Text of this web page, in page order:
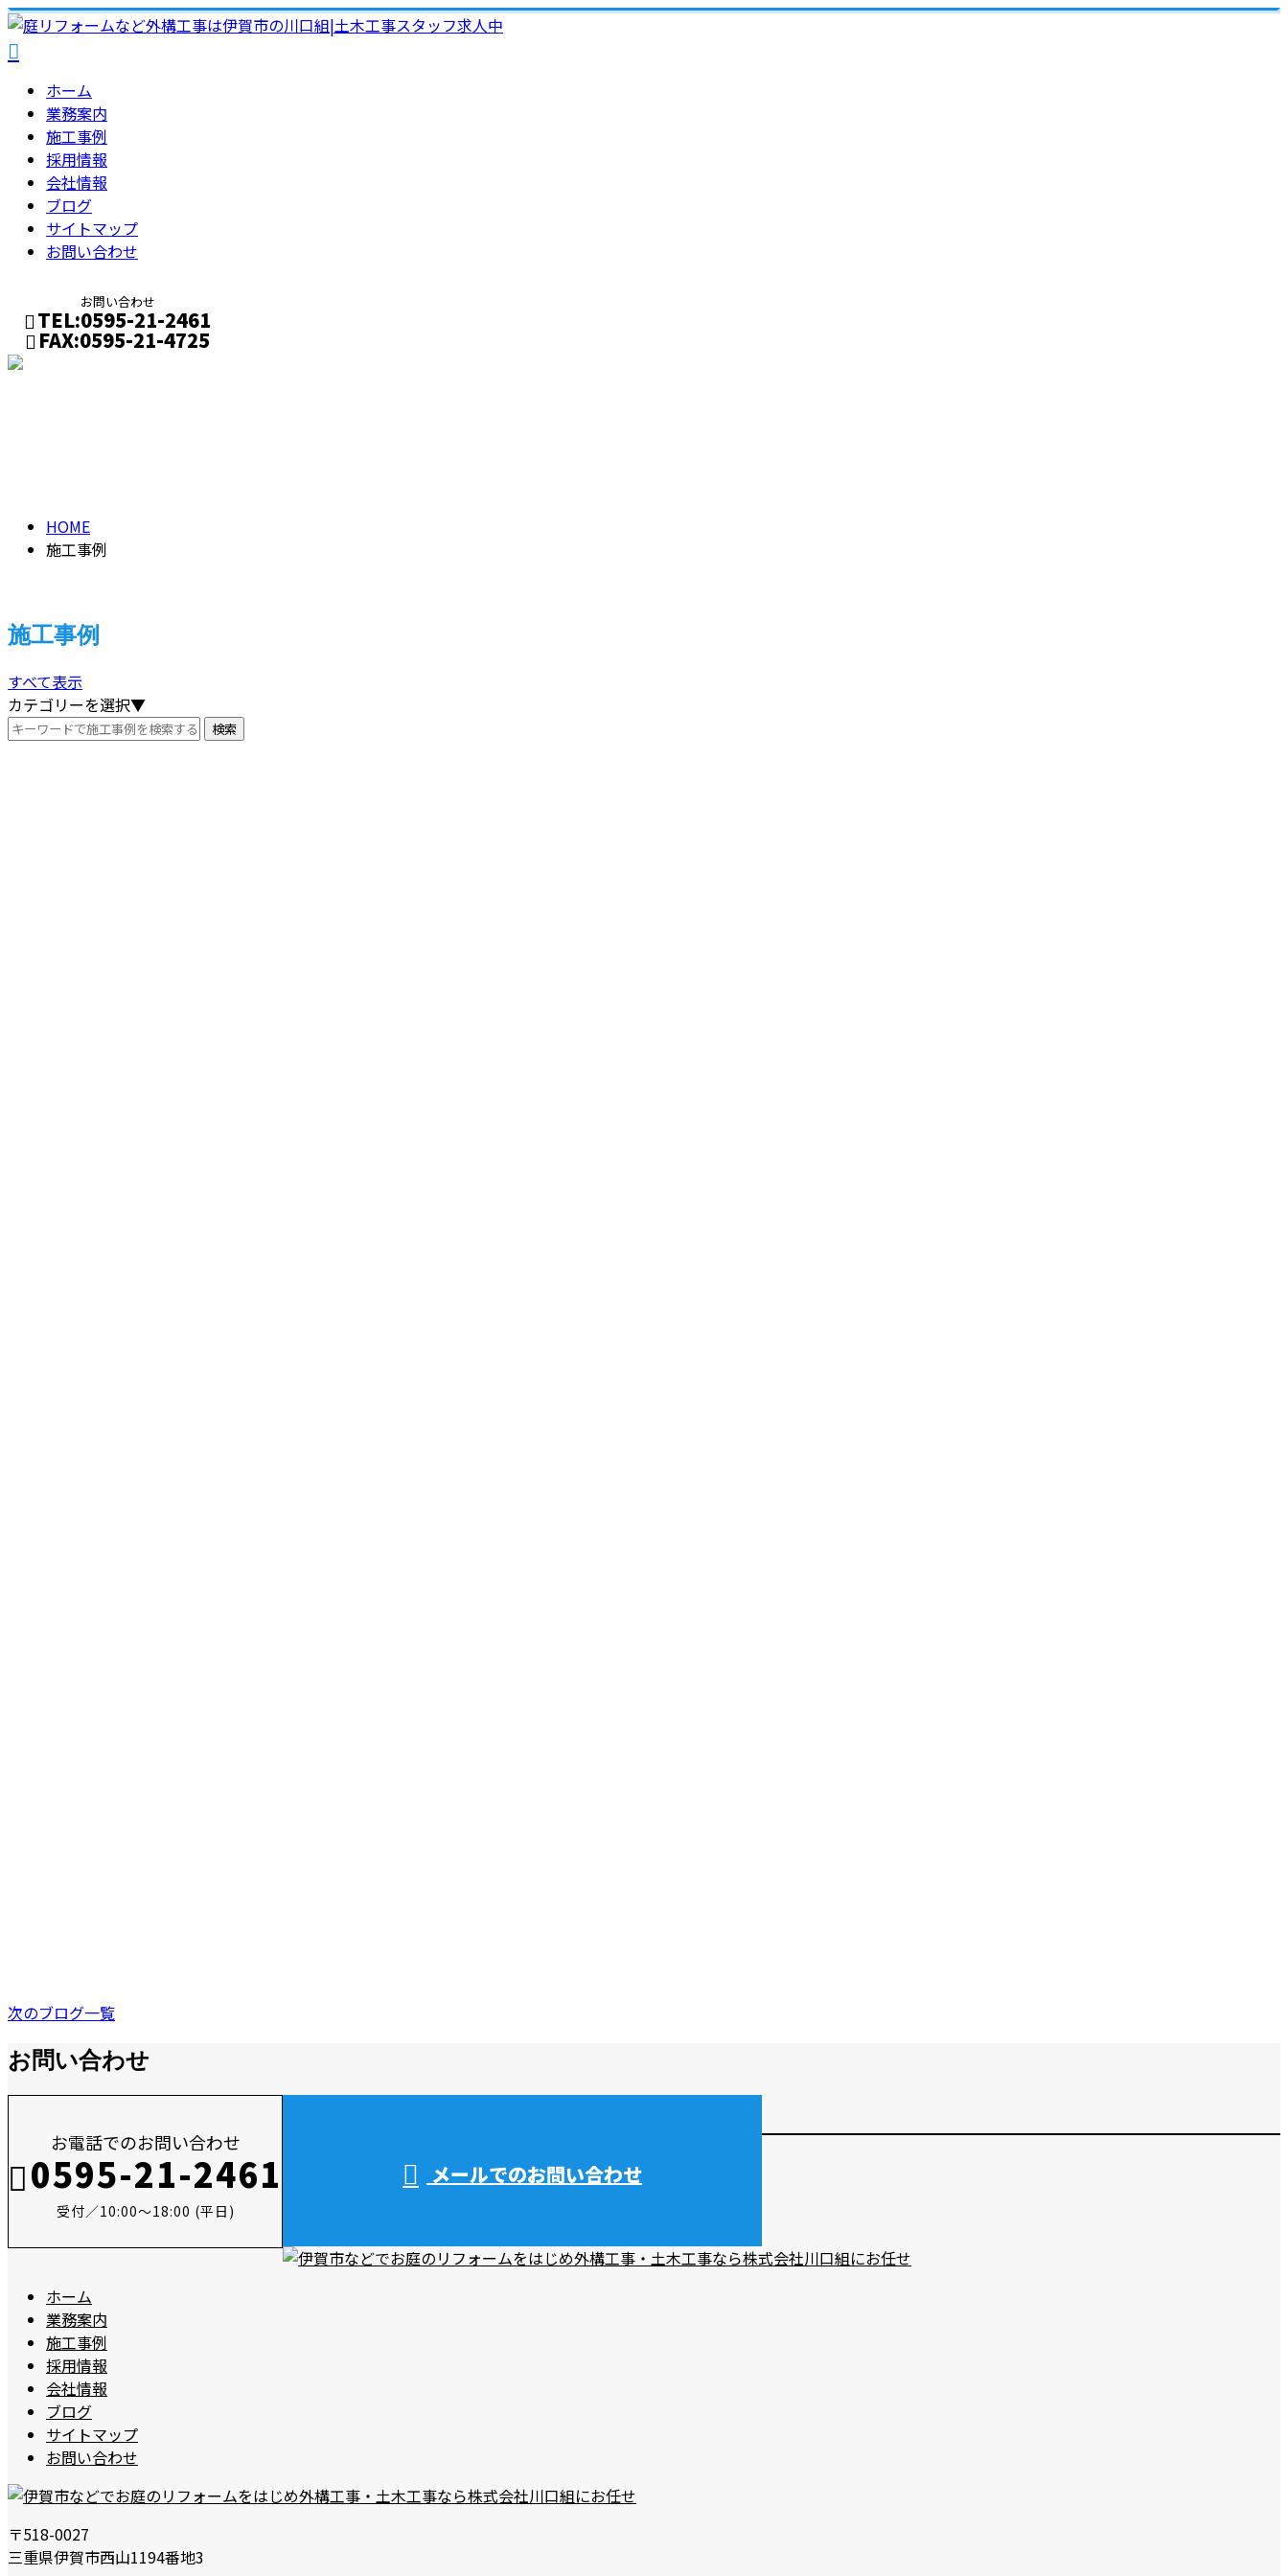
ホーム
業務案内
施工事例
採用情報
会社情報
ブログ
サイトマップ
お問い合わせ
お問い合わせ
TEL:0595-21-2461
FAX:0595-21-4725
HOME
施工事例
施工事例
すべて表示
カテゴリーを選択▼
次のブログ一覧
お問い合わせ
お電話でのお問い合わせ
0595-21-2461
受付／10:00～18:00 (平日)
メールでのお問い合わせ
ホーム
業務案内
施工事例
採用情報
会社情報
ブログ
サイトマップ
お問い合わせ
〒518-0027
三重県伊賀市西山1194番地3